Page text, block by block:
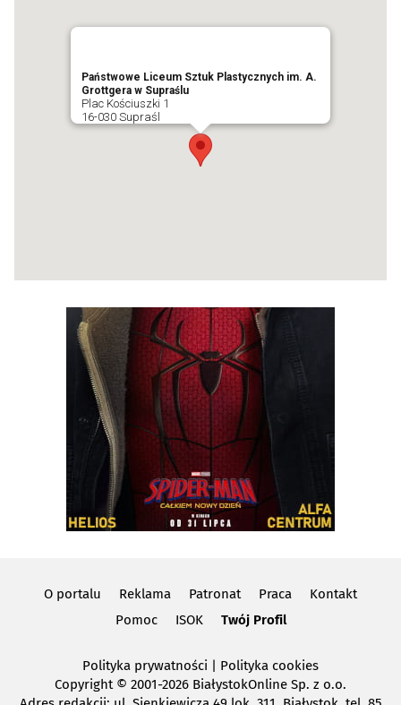
Państwowe Liceum Sztuk Plastycznych im. A.
Grottgera w Supraślu
Plac Kościuszki 1
16-030 Supraśl
O portalu Reklama Patronat Praca
Kontakt
Pomoc
ISOK Twój Profil
Polityka prywatności
Polityka cookies
Copyright© 2001-2026 BiałystokOnline Sp. z o.o.